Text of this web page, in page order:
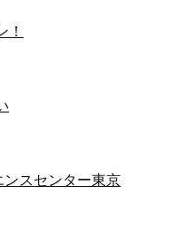
！
ンスセンター東京